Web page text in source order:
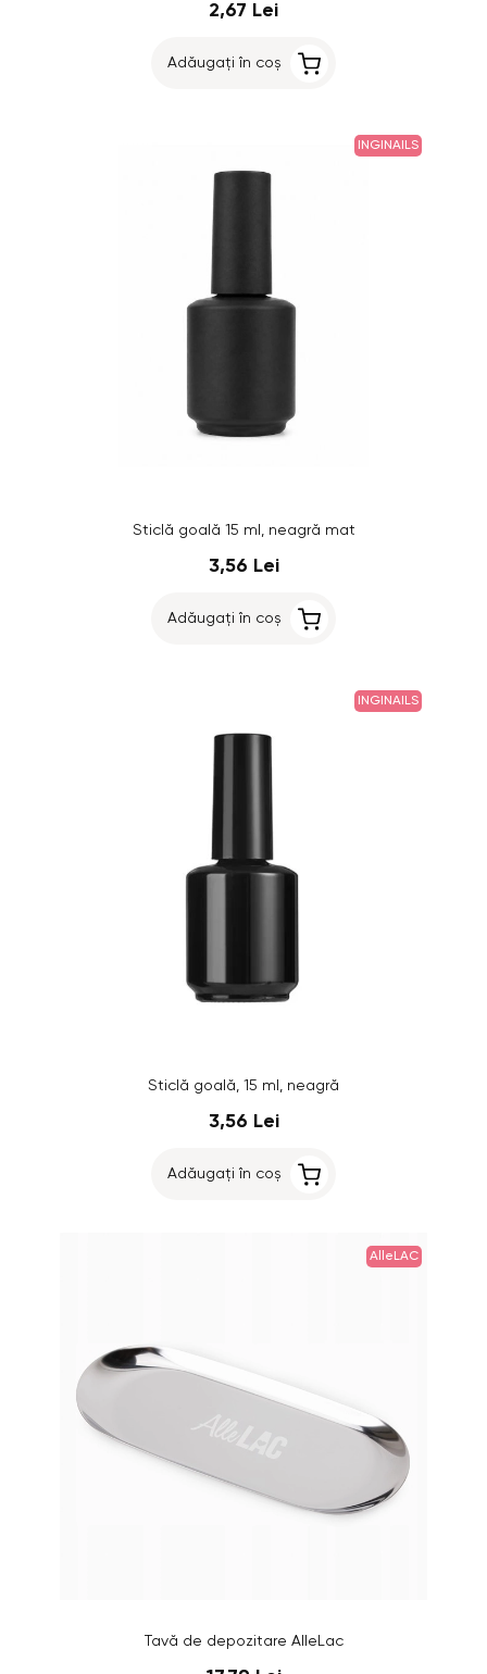
2,67 Lei
Adăugați în coș
INGINAILS
Sticlă goală 15 ml, neagră mat
3,56 Lei
Adăugați în coș
INGINAILS
Sticlă goală, 15 ml, neagră
3,56 Lei
Adăugați în coș
AlleLAC
Tavă de depozitare AlleLac